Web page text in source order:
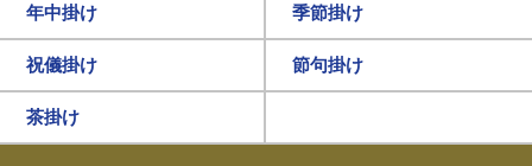
年中掛け 季節掛け
祝儀掛け 節句掛け
茶掛け